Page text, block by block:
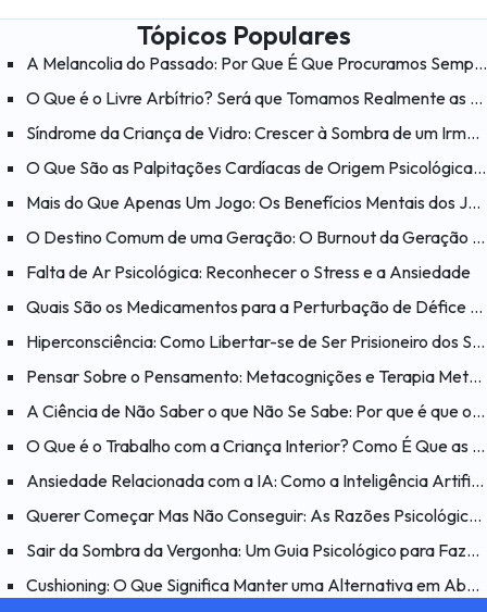
Tópicos Populares
A Melancolia do Passado: Por Que É Que Procuramos Sempre a Felicidade nos «Velhos Tempos»?
O Que é o Livre Arbítrio? Será que Tomamos Realmente as Nossas Próprias Decisões?
Síndrome da Criança de Vidro: Crescer à Sombra de um Irmão com Necessidades Especiais
O Que São as Palpitações Cardíacas de Origem Psicológica? O Que Ajuda a Aliviar as Palpitações Cardíacas?
Mais do Que Apenas Um Jogo: Os Benefícios Mentais dos Jogos
O Destino Comum de uma Geração: O Burnout da Geração Millennial
Falta de Ar Psicológica: Reconhecer o Stress e a Ansiedade
Quais São os Medicamentos para a Perturbação de Défice de Atenção e Hiperatividade (PHDA)?
Hiperconsciência: Como Libertar-se de Ser Prisioneiro dos Seus Próprios Pensamentos?
Pensar Sobre o Pensamento: Metacognições e Terapia Metacognitiva
A Ciência de Não Saber o que Não Se Sabe: Por que é que o Efeito Dunning-Kruger é Enganador?
O Que é o Trabalho com a Criança Interior? Como É Que as Feridas do Passado Afetam o Presente?
Ansiedade Relacionada com a IA: Como a Inteligência Artificial Afeta a Psicologia Humana?
Querer Começar Mas Não Conseguir: As Razões Psicológicas por Detrás do Problema “Quero Fazer Mas Não Consigo”
Sair da Sombra da Vergonha: Um Guia Psicológico para Fazer as Pazes consigo Mesmo
Cushioning: O Que Significa Manter uma Alternativa em Aberto num Relacionamento e Porquê?